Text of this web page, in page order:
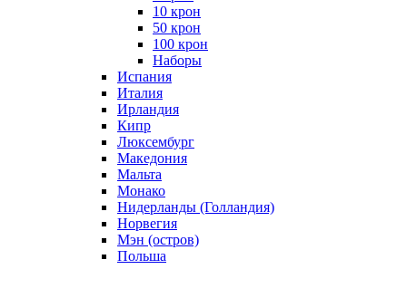
10 крон
50 крон
100 крон
Наборы
Испания
Италия
Ирландия
Кипр
Люксембург
Македония
Мальта
Монако
Нидерланды (Голландия)
Норвегия
Мэн (остров)
Польша